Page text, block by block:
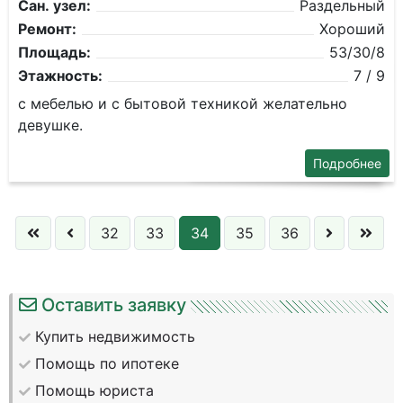
Сан. узел:
Раздельный
Ремонт:
Хороший
Площадь:
53/30/8
Этажность:
7 / 9
с мебелью и с бытовой техникой желательно
девушке.
Подробнее
32 33 34 35 36
Оставить заявку
Купить недвижимость
Помощь по ипотеке
Помощь юриста